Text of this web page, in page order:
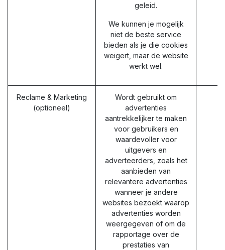
geleid.
We kunnen je mogelijk
niet de beste service
bieden als je die cookies
weigert, maar de website
werkt wel.
Reclame & Marketing
(optioneel)
Wordt gebruikt om
advertenties
aantrekkelijker te maken
voor gebruikers en
waardevoller voor
uitgevers en
adverteerders, zoals het
aanbieden van
relevantere advertenties
wanneer je andere
websites bezoekt waarop
advertenties worden
weergegeven of om de
rapportage over de
prestaties van